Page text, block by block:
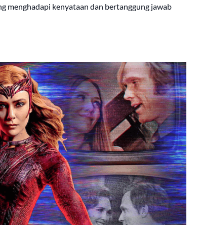
menghadapi kenyataan dan bertanggung jawab